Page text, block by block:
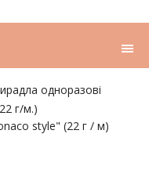
одноразові
г/м.)
style" (22 г / м)